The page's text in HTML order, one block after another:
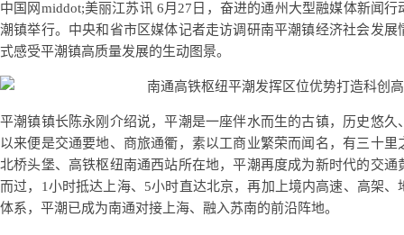
中国网middot;美丽江苏讯 6月27日，奋进的通州大型融媒体新闻
潮镇举行。中央和省市区媒体记者走访调研南平潮镇经济社会发
式感受平潮镇高质量发展的生动图景。
平潮镇镇长陈永刚介绍说，平潮是一座伴水而生的古镇，历史悠
以来便是交通要地、商旅通衢，素以工商业繁荣而闻名，有三十
北桥头堡、高铁枢纽南通西站所在地，平潮再度成为新时代的交
而过，1小时抵达上海、5小时直达北京，再加上境内高速、高架
体系，平潮已成为南通对接上海、融入苏南的前沿阵地。